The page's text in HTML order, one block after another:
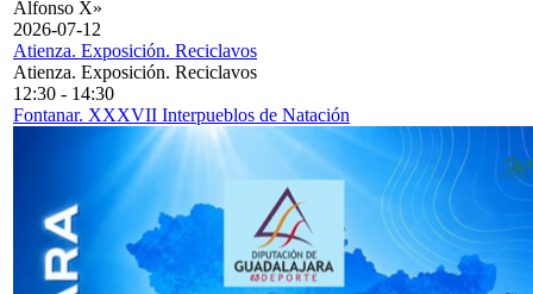
Alfonso X»
2026-07-12
Atienza. Exposición. Reciclavos
Atienza. Exposición. Reciclavos
12:30 - 14:30
Fontanar. XXXVII Interpueblos de Natación